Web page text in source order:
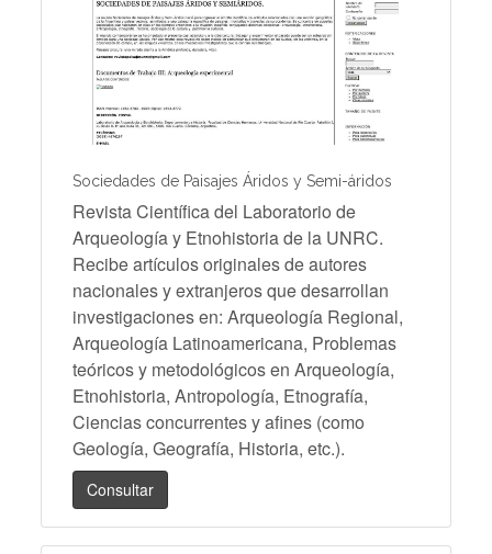
Sociedades de Paisajes Áridos y Semi-áridos
Revista Científica del Laboratorio de
Arqueología y Etnohistoria de la UNRC.
Recibe artículos originales de autores
nacionales y extranjeros que desarrollan
investigaciones en: Arqueología Regional,
Arqueología Latinoamericana, Problemas
teóricos y metodológicos en Arqueología,
Etnohistoria, Antropología, Etnografía,
Ciencias concurrentes y afines (como
Geología, Geografía, Historia, etc.).
Consultar